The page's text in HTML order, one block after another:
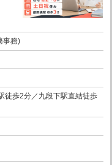
事務)
歩2分／九段下駅直結徒歩